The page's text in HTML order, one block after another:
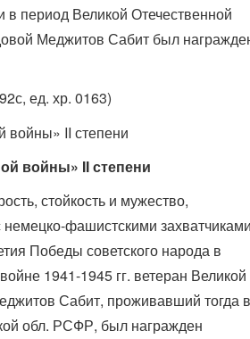
в период Великой Отечественной
Меджитов Сабит был
ед. хр. 0163)
войны» II степени
стойкость и мужество,
фашистскими
Победы советского народа в
1941-1945 гг. ветеран Великой
Сабит, проживавший тогда
обл. РСФР, был награжден